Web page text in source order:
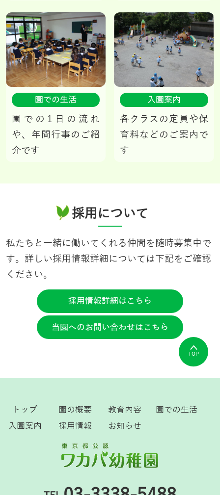
園での生活
園での1日の流れ
や、年間行事のご紹
介です
入園案内
各クラスの定員や保
育料などのご案内で
す
採用について
私たちと一緒に働いてくれる仲間を随時募集中で
す。詳しい採用情報詳細については下記をご確認
ください。
採用情報詳細はこちら
当園へのお問い合わせはこちら
TOP
トップ 園の概要 教育内容
園での生活
入園案内
採用情報 お知らせ